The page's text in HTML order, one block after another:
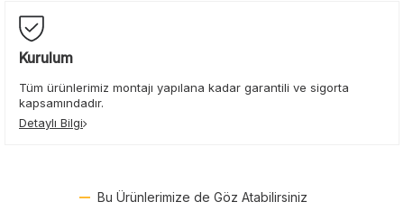
Kurulum
Tüm ürünlerimiz montajı yapılana kadar garantili ve sigorta
kapsamındadır.
Detaylı Bilgi
Bu Ürünlerimize de Göz Atabilirsiniz